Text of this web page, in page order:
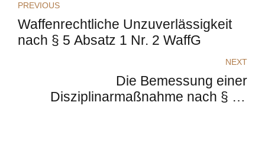
PREVIOUS
Waffenrechtliche Unzuverlässigkeit
nach § 5 Absatz 1 Nr. 2 WaffG
NEXT
Die Bemessung einer
Disziplinarmaßnahme nach § 13